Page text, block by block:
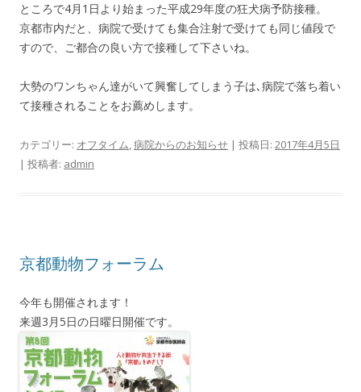
ところで4月1日より始まった平成29年度の狂犬病予防接種。
京都市内だと、病院で受けても集合注射で受けても同じ値段で
すので、ご都合の良い方で接種して下さいね。
大勢のワンちゃん達がいて興奮してしまう子は､病院で落ち着い
て接種されることをお薦めします。
カテゴリー: オフタイム,病院からのお知らせ | 投稿日: 2017年4月5日
| 投稿者: admin
京都動物フォーラム
今年も開催されます！
来週3月5日の日曜日開催です。